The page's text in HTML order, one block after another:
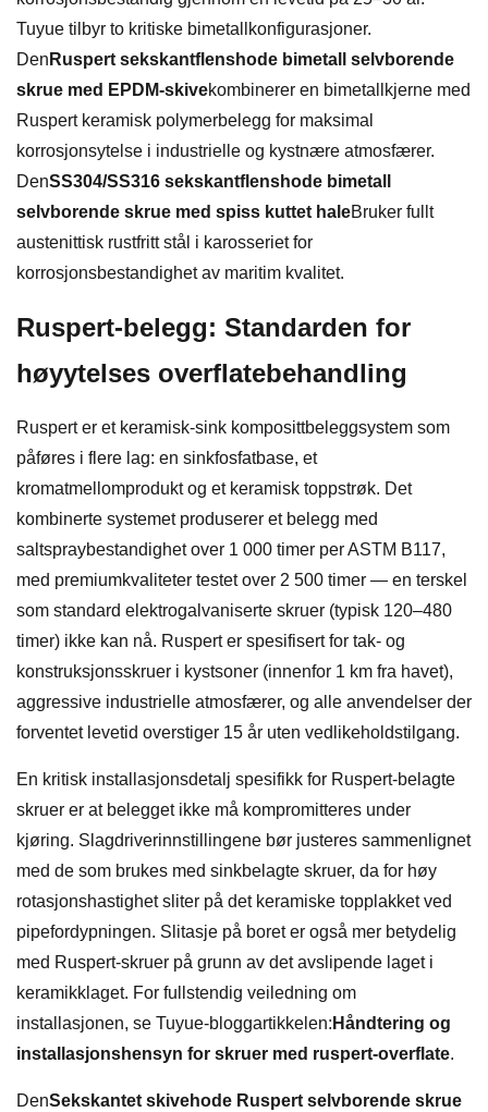
Tuyue tilbyr to kritiske bimetallkonfigurasjoner.
Den Ruspert sekskantflenshode bimetall selvborende
skrue med EPDM-skivekombinerer en bimetallkjerne med
Ruspert keramisk polymerbelegg for maksimal
korrosjonsytelse i industrielle og kystnære atmosfærer.
DenSS304/SS316 sekskantflenshode bimetall
selvborende skrue med spiss kuttet haleBruker fullt
austenittisk rustfritt stål i karosseriet for
korrosjonsbestandighet av maritim kvalitet.
Ruspert-belegg: Standarden for
høyytelses overflatebehandling
Ruspert er et keramisk-sink komposittbeleggsystem som
påføres i flere lag: en sinkfosfatbase, et
kromatmellomprodukt og et keramisk toppstrøk. Det
kombinerte systemet produserer et belegg med
saltspraybestandighet over 1 000 timer per ASTM B117,
med premiumkvaliteter testet over 2 500 timer — en terskel
som standard elektrogalvaniserte skruer (typisk 120–480
timer) ikke kan nå. Ruspert er spesifisert for tak- og
konstruksjonsskruer i kystsoner (innenfor 1 km fra havet),
aggressive industrielle atmosfærer, og alle anvendelser der
forventet levetid overstiger 15 år uten vedlikeholdstilgang.
En kritisk installasjonsdetalj spesifikk for Ruspert-belagte
skruer er at belegget ikke må kompromitteres under
kjøring. Slagdriverinnstillingene bør justeres sammenlignet
med de som brukes med sinkbelagte skruer, da for høy
rotasjonshastighet sliter på det keramiske topplakket ved
pipefordypningen. Slitasje på boret er også mer betydelig
med Ruspert-skruer på grunn av det avslipende laget i
keramikklaget. For fullstendig veiledning om
installasjonen, se Tuyue-bloggartikkelen: Håndtering og
installasjonshensyn for skruer med ruspert-overflate.
DenSekskantet skivehode Ruspert selvborende skrue